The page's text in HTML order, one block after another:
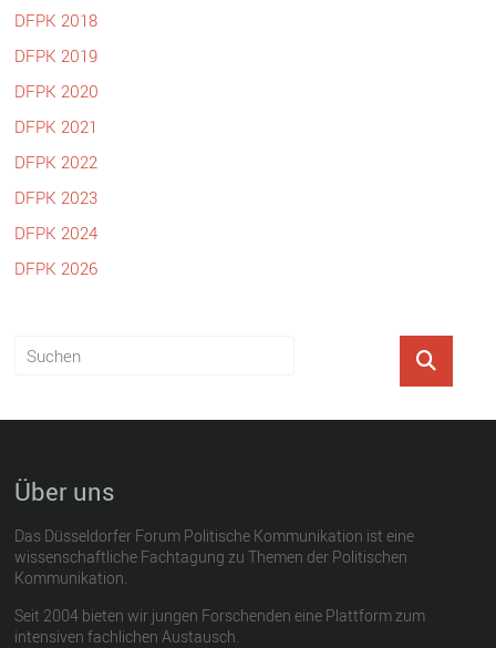
DFPK 2018
DFPK 2019
DFPK 2020
DFPK 2021
DFPK 2022
DFPK 2023
DFPK 2024
DFPK 2026
Über uns
Das Düsseldorfer Forum Politische Kommunikation ist eine
wissenschaftliche Fachtagung zu Themen der Politischen
Kommunikation.
Seit 2004 bieten wir jungen Forschenden eine Plattform zum
intensiven fachlichen Austausch.